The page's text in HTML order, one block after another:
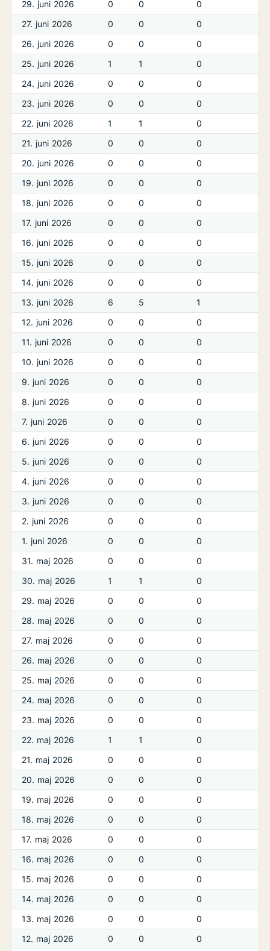
29. juni 2026 0 0 0
27. juni 2026
0 0 0
26. juni 2026
0 0 0
25. juni 2026
1 1 0
24. juni 2026
0 0 0
23. juni 2026
0 0 0
22. juni 2026
1 1 0
21. juni 2026
0 0 0
20. juni 2026
0 0 0
19. juni 2026
0 0 0
18. juni 2026
0 0 0
17. juni 2026
0 0 0
16. juni 2026
0 0 0
15. juni 2026
0 0 0
14. juni 2026
0 0 0
13. juni 2026
6 5 1
12. juni 2026
0 0 0
11. juni 2026
0 0 0
10. juni 2026
0 0 0
9. juni 2026
0 0 0
8. juni 2026
0 0 0
7. juni 2026
0 0 0
6. juni 2026
0 0 0
5. juni 2026
0 0 0
4. juni 2026
0 0 0
3. juni 2026
0 0 0
2. juni 2026
0 0 0
1. juni 2026
0 0 0
31. maj 2026
0 0 0
30. maj 2026
1 1 0
29. maj 2026
0 0 0
28. maj 2026
0 0 0
27. maj 2026
0 0 0
26. maj 2026
0 0 0
25. maj 2026
0 0 0
24. maj 2026
0 0 0
23. maj 2026
0 0 0
22. maj 2026
1 1 0
21. maj 2026
0 0 0
20. maj 2026
0 0 0
19. maj 2026
0 0 0
18. maj 2026
0 0 0
17. maj 2026
0 0 0
16. maj 2026
0 0 0
15. maj 2026
0 0 0
14. maj 2026
0 0 0
13. maj 2026
0 0 0
12. maj 2026
0 0 0